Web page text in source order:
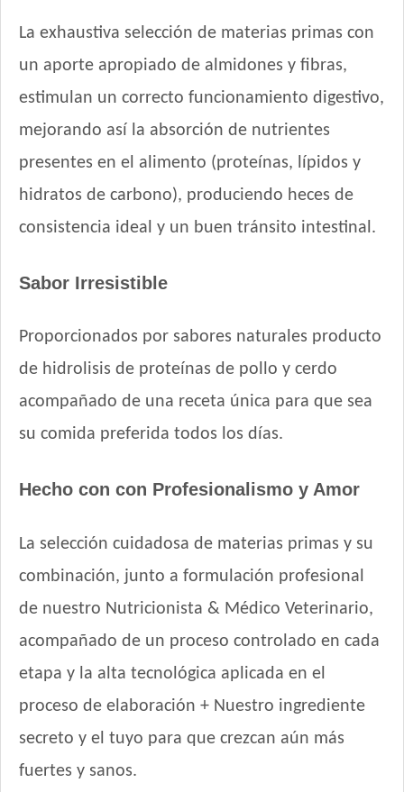
Montañés Perro Adulto Mordida Grande
Natural Meat Perro Adulto
Nature Perro Adulto Medianos y Grandes
Nutribon Plus Perro Adulto Criadores
Nutribon XQ Adulto de Raza Mediana y Grande
Nutribon XQ Control de Peso
Nutrique Large Young Adult Dog
Old Prince Equilibrium Perro Adulto Control de peso Pollo y
Old Prince Premium Adultos
Old Prince Proteínas Noveles Perro Adulto Cerdo y Legumbres
Old Prince Proteínas Noveles Perro Adulto Cordero y Arroz
Old Prince Proteínas Noveles Perro Adulto Light Cordero y
Arroz Integral
One Perro Adulto Medianos y Grandes Pollo y Cordero
Origen Perro Adulto
Pachá Adultos Mix Carne y Pollo
Pampa Perro Adulto Mediano y Grande
Pedigree Perro Adulto Sabor Carne, Pollo Y Cereales
La exhaustiva selección de materias primas con
un aporte apropiado de almidones y fibras,
estimulan un correcto funcionamiento digestivo,
mejorando así la absorción de nutrientes
presentes en el alimento (proteínas, lípidos y
hidratos de carbono), produciendo heces de
consistencia ideal y un buen tránsito intestinal.
Sabor Irresistible
Proporcionados por sabores naturales producto
de hidrolisis de proteínas de pollo y cerdo
acompañado de una receta única para que sea
su comida preferida todos los días.
Hecho con con Profesionalismo y Amor
La selección cuidadosa de materias primas y su
combinación, junto a formulación profesional
de nuestro Nutricionista & Médico Veterinario,
acompañado de un proceso controlado en cada
etapa y la alta tecnológica aplicada en el
proceso de elaboración + Nuestro ingrediente
secreto y el tuyo para que crezcan aún más
fuertes y sanos.